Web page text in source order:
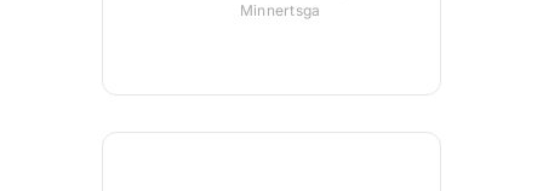
Minnertsga